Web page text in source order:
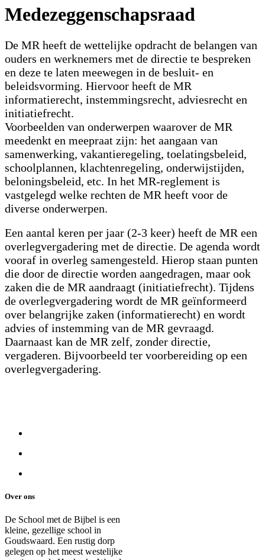
Medezeggenschapsraad
De MR heeft de wettelijke opdracht de belangen van
ouders en werknemers met de directie te bespreken
en deze te laten meewegen in de besluit- en
beleidsvorming. Hiervoor heeft de MR
informatierecht, instemmingsrecht, adviesrecht en
initiatiefrecht.
Voorbeelden van onderwerpen waarover de MR
meedenkt en meepraat zijn: het aangaan van
samenwerking, vakantieregeling, toelatingsbeleid,
schoolplannen, klachtenregeling, onderwijstijden,
beloningsbeleid, etc. In het MR-reglement is
vastgelegd welke rechten de MR heeft voor de
diverse onderwerpen.
Een aantal keren per jaar (2-3 keer) heeft de MR een
overlegvergadering met de directie. De agenda wordt
vooraf in overleg samengesteld. Hierop staan punten
die door de directie worden aangedragen, maar ook
zaken die de MR aandraagt (initiatiefrecht). Tijdens
de overlegvergadering wordt de MR geïnformeerd
over belangrijke zaken (informatierecht) en wordt
advies of instemming van de MR gevraagd.
Daarnaast kan de MR zelf, zonder directie,
vergaderen. Bijvoorbeeld ter voorbereiding op een
overlegvergadering.
Over ons
De School met de Bijbel is een
kleine, gezellige school in
Goudswaard. Een rustig dorp
gelegen op het meest westelijke